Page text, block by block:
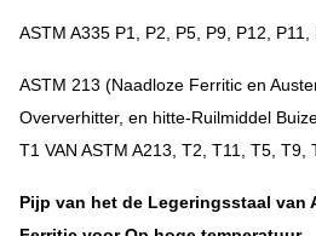
ASTM A335 P1, P2, P5, P9, P12, P11,
ASTM 213 (Naadloze Ferritic en
Oververhitter, en hitte-Ruilmiddel
T1 VAN ASTM A213, T2, T11, T5, T9,
Pijp van het de Legeringsstaal van